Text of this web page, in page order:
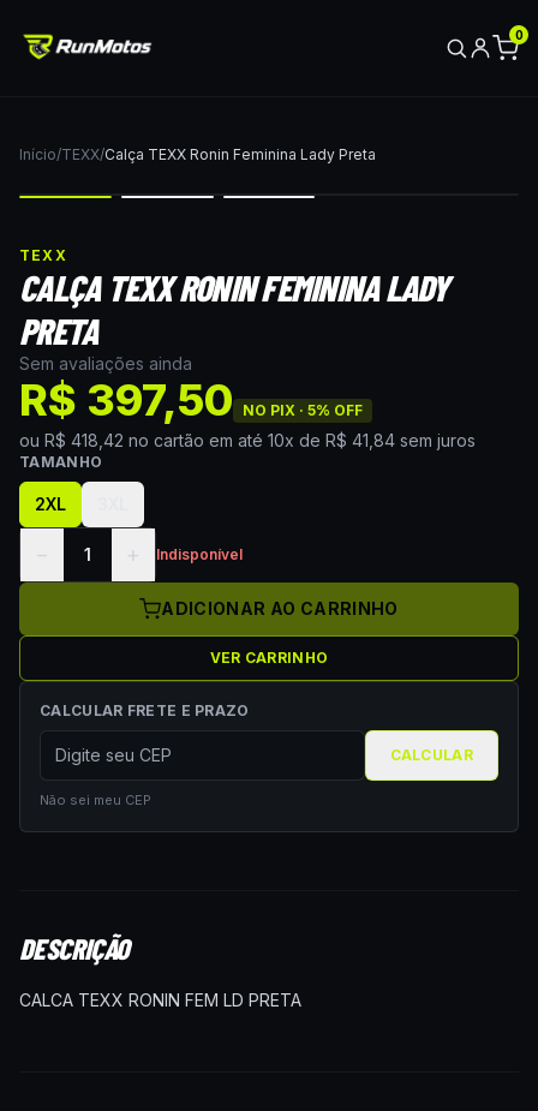
0
Início/TEXX/Calça TEXX Ronin Feminina Lady Preta
TEXX
CALÇA TEXX RONIN FEMININA LADY
PRETA
Sem avaliações ainda
R$ 397,50 NO PIX · 5% OFF
ou R$ 418,42 no cartão em até 10x de R$ 41,84 sem juros
TAMANHO
2XL
− 1 + Indisponível
ADICIONAR AO CARRINHO
VER CARRINHO
CALCULAR FRETE E PRAZO
CALCULAR
Não sei meu CEP
DESCRIÇÃO
CALCA TEXX RONIN FEM LD PRETA